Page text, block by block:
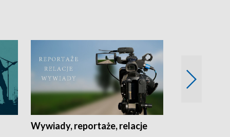
Wywiady, reportaże, relacje